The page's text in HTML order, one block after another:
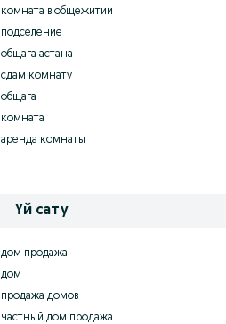
комната в общежитии
подселение
общага астана
сдам комнату
общага
комната
аренда комнаты
Үй сату
дом продажа
дом
продажа домов
частный дом продажа